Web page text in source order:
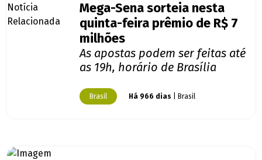
Mega-Sena sorteia nesta
quinta-feira prêmio de R$ 7
milhões
As apostas podem ser feitas até
as 19h, horário de Brasília
Brasil Há 966 dias | Brasil